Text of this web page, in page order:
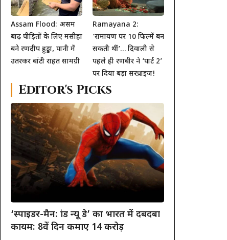
Assam Flood: असम
बाढ़ पीड़ितों के लिए मसीहा
बने रणदीप हुड्डा, पानी में
उतरकर बांटी राहत सामग्री
Ramayana 2:
‘रामायण पर 10 फिल्में बन
सकती थीं’… दिवाली से
पहले ही रणबीर ने ‘पार्ट 2’
पर दिया बड़ा सरप्राइज!
Editor's Picks
‘स्पाइडर-मैन: ब्रांड न्यू डे’ का भारत में दबदबा
कायम: 8वें दिन कमाए 14 करोड़